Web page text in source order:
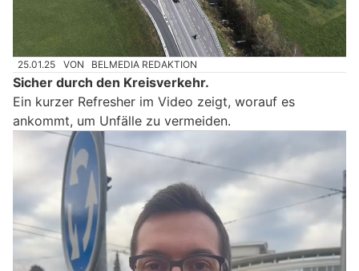
25.01.25 VON BELMEDIA REDAKTION
Sicher durch den Kreisverkehr.
Ein kurzer Refresher im Video zeigt, worauf es
ankommt, um Unfälle zu vermeiden.